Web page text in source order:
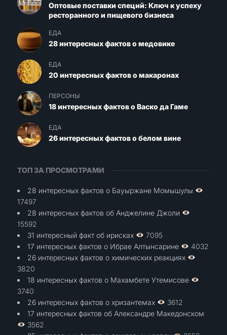
Оптовые поставки специй: Ключ к успеху
ресторанного и пищевого бизнеса
ЕДА
28 интересных фактов о медовике
ЕДА
20 интересных фактов о макаронах
ПЕРСОНЫ
18 интересных фактов о Васко да Гаме
ЕДА
26 интересных фактов о белом вине
ТОП ЗА ПРОСМОТРАМИ
28 интересных фактов о Бауыржане Момышулы
17497
28 интересных фактов об Анджелине Джоли
15592
31 интересный факт об ирисках
7095
17 интересных фактов о Ибрае Алтынсарине
4032
26 интересных фактов о химических реакциях
3820
18 интересных фактов о Махамбете Утемисове
3740
26 интересных фактов о хризантемах
3612
17 интересных фактов об Александре Македонском
3562